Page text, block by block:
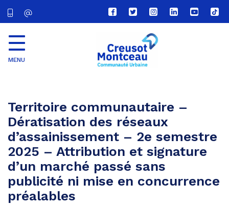
Lien
vers
compte
Facebook
Lien
vers
compte
Twitter
Lien
vers
le
compte
Lien
vers
Lien
vers
Lien
vers
MENU
Territoire communautaire –
Dératisation des réseaux
d’assainissement – 2e semestre
2025 – Attribution et signature
d’un marché passé sans
publicité ni mise en concurrence
préalables